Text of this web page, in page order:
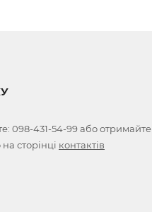
098-431-54-99або отримайте
сторінці контактів